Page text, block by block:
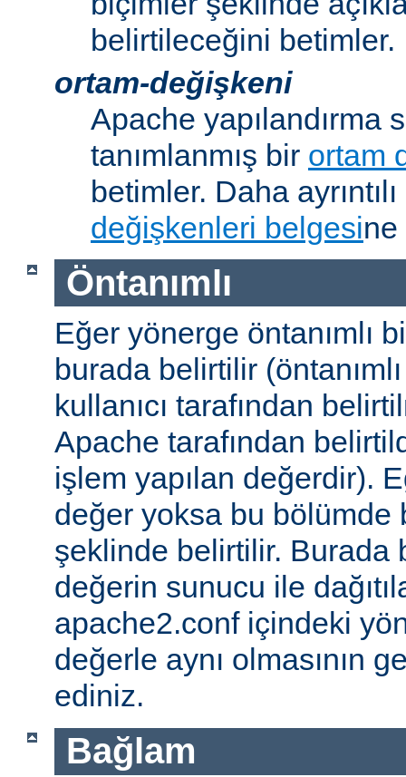
belirtileceğini betimler.
ortam-değişkeni
Apache yapılandırma
tanımlanmış bir ortam
betimler. Daha
değişkenleri belgesine
Öntanımlı
Eğer yönerge öntanımlı
burada belirtilir
kullanıcı tarafından
Apache tarafından
işlem yapılan değerdir).
değer yoksa bu bölümde
şeklinde belirtilir. Burada
değerin sunucu ile
apache2.conf içindeki
değerle aynı olmasının
ediniz.
Bağlam